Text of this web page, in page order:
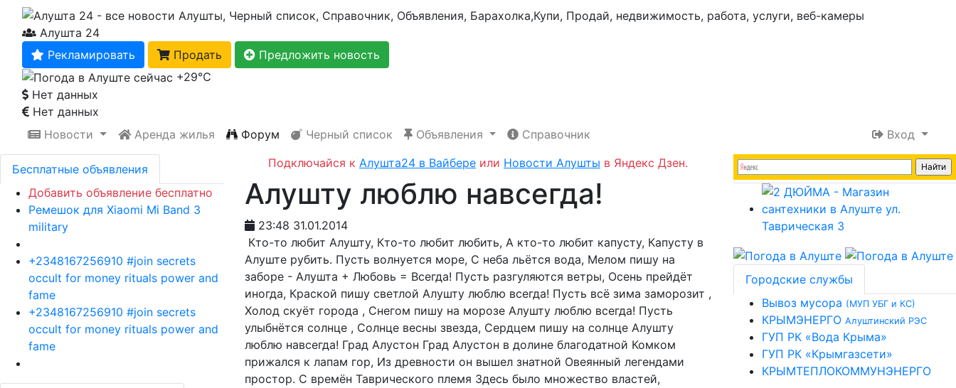
Алушта 24
Рекламировать
Продать
Предложить новость
+29℃
Нет данных
Нет данных
Новости
Аренда жилья Форум Черный список Объявления Справочник
Вход
Подключайся к Алушта24 в Вайбере или Новости Алушты в Яндекс Дзен.
Алушту люблю навсегда!
23:48 31.01.2014
Кто-то любит Алушту, Кто-то любит любить, А кто-то любит капусту, Капусту в
Алуште рубить. Пусть волнуется море, С неба льётся вода, Мелом пишу на
заборе - Алушта + Любовь = Всегда! Пусть разгуляются ветры, Осень прейдёт
иногда, Краской пишу светлой Алушту люблю всегда! Пусть всё зима заморозит ,
Холод скуёт города , Снегом пишу на морозе Алушту люблю всегда! Пусть
улыбнётся солнце , Солнце весны звезда, Сердцем пишу на солнце Алушту
люблю навсегда! Град Алустон Град Алустон в долине благодатной Комком
прижался к лапам гор, Из древности он вышел знатной Овеянный легендами
простор. С времён Таврического племя Здесь было множество властей,
Бесплатные объявления
Добавить объявление бесплатно
Ремешок для Xiaomi Mi Band 3
military
+2348167256910 #join secrets
occult for money rituals power and
fame
+2348167256910 #join secrets
occult for money rituals power and
fame
Городские службы
Вывоз мусора (МУП УБГ и КС)
КРЫМЭНЕРГО Алуштинский РЭС
ГУП РК «Вода Крыма»
ГУП РК «Крымгазсети»
КРЫМТЕПЛОКОММУНЭНЕРГО